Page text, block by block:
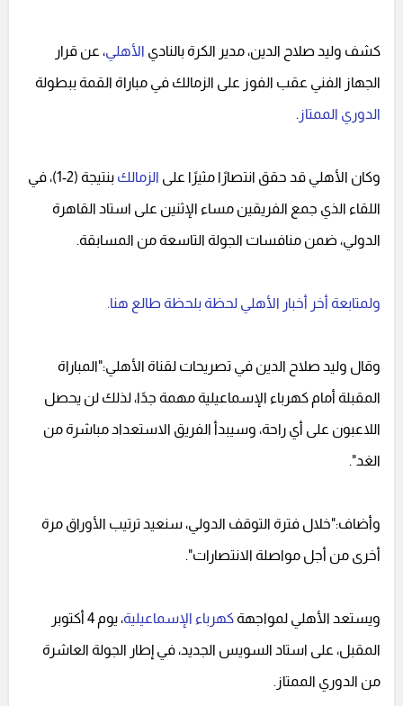
كشف وليد صلاح الدين، مدير الكرة بالنادي الأهلي، عن قرار
الجهاز الفني عقب الفوز على الزمالك في مباراة القمة ببطولة
الدوري الممتاز .
وكان الأهلي قد حقق انتصارًا مثيرًا على الزمالك بنتيجة (2-1)، في
اللقاء الذي جمع الفريقين مساء الإثنين على استاد القاهرة
الدولي، ضمن منافسات الجولة التاسعة من المسابقة.
ولمتابعة أخر أخبار الأهلي لحظة بلحظة طالع هنا.
وقال وليد صلاح الدين في تصريحات لقناة الأهلي:"المباراة
المقبلة أمام كهرباء الإسماعيلية مهمة جدًا، لذلك لن يحصل
اللاعبون على أي راحة، وسيبدأ الفريق الاستعداد مباشرة من
الغد".
وأضاف:"خلال فترة التوقف الدولي، سنعيد ترتيب الأوراق مرة
أخرى من أجل مواصلة الانتصارات".
ويستعد الأهلي لمواجهة كهرباء الإسماعيلية ، يوم 4 أكتوبر
المقبل، على استاد السويس الجديد، في إطار الجولة العاشرة
من الدوري الممتاز.